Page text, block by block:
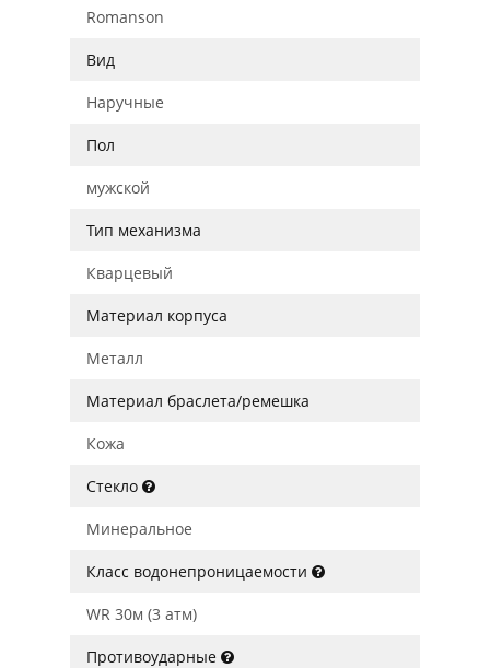
Romanson
Вид
Наручные
Пол
мужской
Тип механизма
Кварцевый
Материал корпуса
Металл
Материал браслета/ремешка
Кожа
Стекло
Минеральное
Класс водонепроницаемости
WR 30м (3 атм)
Противоударные